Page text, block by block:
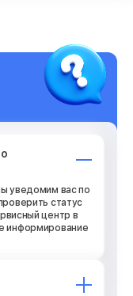
уведомим вас по
статус
центр в
информирование